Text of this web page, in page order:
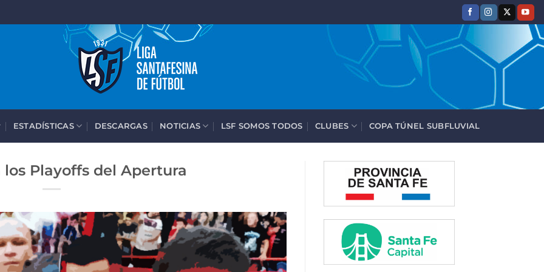
ESTADÍSTICAS DESCARGAS NOTICIAS LSF SOMOS TODOS CLUBES COPA TÚNEL SUBFLUVIAL
los Playoffs del Apertura